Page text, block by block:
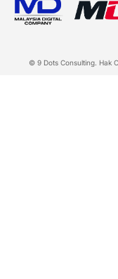
© 9 Dots Consulting. Hak